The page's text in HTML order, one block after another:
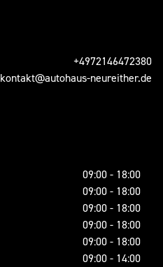
+4972146472380
kontakt@autohaus-neureither.de
09:00 - 18:00
09:00 - 18:00
09:00 - 18:00
09:00 - 18:00
09:00 - 18:00
09:00 - 14:00